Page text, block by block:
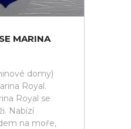
MARINA
domy)
Royal.
Royal se
Nabízí
na moře,